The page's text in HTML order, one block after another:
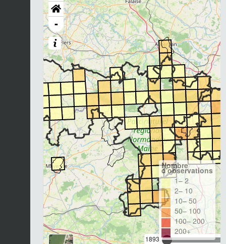
-
1893
Nombre
d'observations
1– 2
2– 10
10– 50
50– 100
100– 200
200+